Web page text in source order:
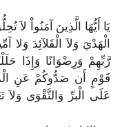
يَا أَيُّهَا الَّذِينَ آمَنُواْ لاَ
الْهَدْيَ وَلاَ الْقَلآئِدَ
رَّبِّهِمْ وَرِضْوَانًا وَإِذَا
قَوْمٍ أَن صَدُّوكُمْ عَنِ
عَلَى الْبرِّ وَالتَّقْوَى وَلاَ